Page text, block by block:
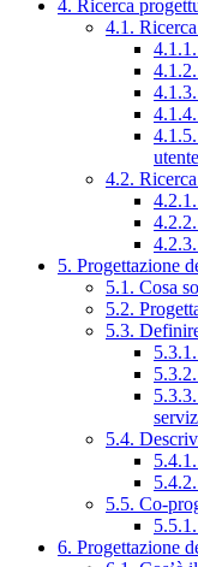
4. Ricerca
4.1.
utente
4.2.
5. Progettazione
5.1. Cosa
5.2.
5.3.
5.4.
5.5. Co-
6. Progettazione